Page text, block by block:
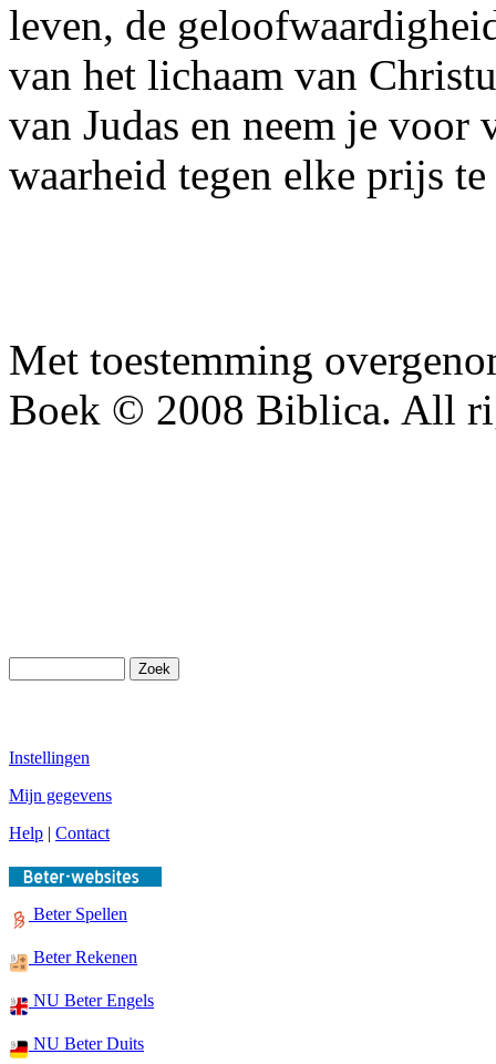
leven, de
van het lichaam van
van Judas en neem je voor
waarheid tegen elke prijs
Met toestemming
Boek © 2008 Biblica. All
Instellingen
Mijn gegevens
Help | Contact
Beter Spellen
Beter Rekenen
NU Beter Engels
NU Beter Duits